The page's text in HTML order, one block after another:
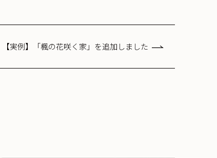
【実例】「楓の花咲く家」を追加しました